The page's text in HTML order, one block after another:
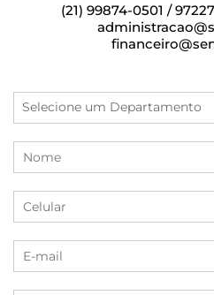
(21) 99874-0501 /